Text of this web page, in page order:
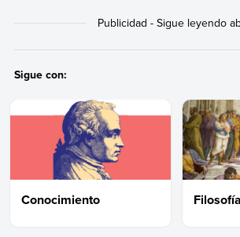
Sigue con:
Conocimiento Filosofía